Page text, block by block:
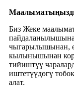
Биз Жеке
чыгарылышынан,
кылынышынан
тийиштүү
иштетүүдөгү
алат.